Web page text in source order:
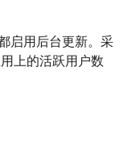
启用后台更新。采
上的活跃用户数